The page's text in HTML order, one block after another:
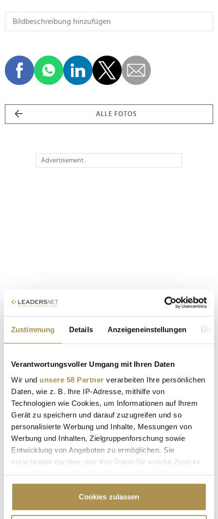
Zustimmung Details Anzeigeneinstellungen
Verantwortungsvoller Umgang mit Ihren Daten
Wir und unsere 58 Partner verarbeiten Ihre persönlichen
Daten, wie z. B. Ihre IP-Adresse, mithilfe von
Technologien wie Cookies, um Informationen auf Ihrem
Gerät zu speichern und darauf zuzugreifen und so
personalisierte Werbung und Inhalte, Messungen von
Werbung und Inhalten, Zielgruppenforschung sowie
Entwicklung von Angeboten zu ermöglichen. Sie
entscheiden darüber, wer Ihre Daten für welche Zwecke
Cookie-Erklärung oder durch Klicken auf das Privacy
Trigger Symbol ändern oder widerrufen
Cookies zulassen
ALLE FOTOS
Advertisement